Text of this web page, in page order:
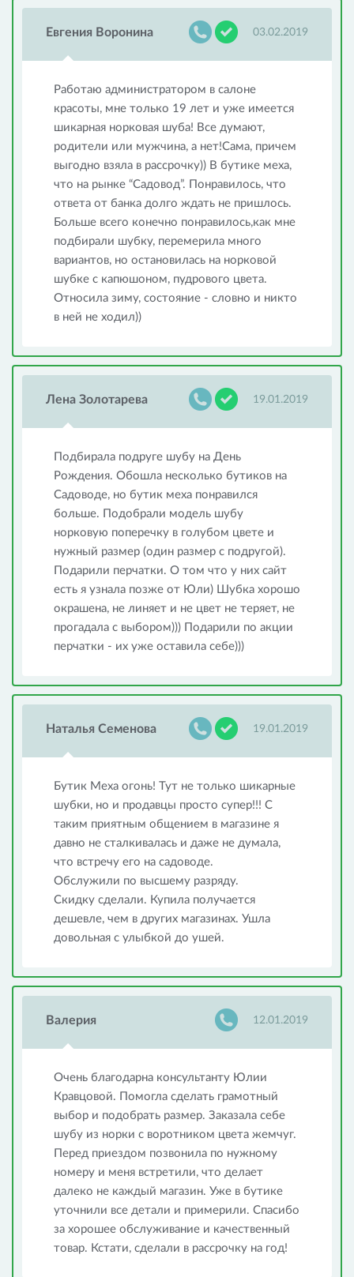
Евгения Воронина 03.02.2019
Работаю администратором в салоне
красоты, мне только 19 лет и уже имеется
шикарная норковая шуба! Все думают,
родители или мужчина, а нет!Сама, причем
выгодно взяла в рассрочку)) В бутике меха,
что на рынке “Садовод”. Понравилось, что
ответа от банка долго ждать не пришлось.
Больше всего конечно понравилось,как мне
подбирали шубку, перемерила много
вариантов, но остановилась на норковой
шубке с капюшоном, пудрового цвета.
Относила зиму, состояние - словно и никто
в ней не ходил))
Лена Золотарева 19.01.2019
Подбирала подруге шубу на День
Рождения. Обошла несколько бутиков на
Садоводе, но бутик меха понравился
больше. Подобрали модель шубу
норковую поперечку в голубом цвете и
нужный размер (один размер с подругой).
Подарили перчатки. О том что у них сайт
есть я узнала позже от Юли) Шубка хорошо
окрашена, не линяет и не цвет не теряет, не
прогадала с выбором))) Подарили по акции
перчатки - их уже оставила себе)))
Наталья Семенова 19.01.2019
Бутик Меха огонь! Тут не только шикарные
шубки, но и продавцы просто супер!!! С
таким приятным общением в магазине я
давно не сталкивалась и даже не думала,
что встречу его на садоводе.
Обслужили по высшему разряду.
Скидку сделали. Купила получается
дешевле, чем в других магазинах. Ушла
довольная с улыбкой до ушей.
Валерия 12.01.2019
Очень благодарна консультанту Юлии
Кравцовой. Помогла сделать грамотный
выбор и подобрать размер. Заказала себе
шубу из норки с воротником цвета жемчуг.
Перед приездом позвонила по нужному
номеру и меня встретили, что делает
далеко не каждый магазин. Уже в бутике
уточнили все детали и примерили. Спасибо
за хорошее обслуживание и качественный
товар. Кстати, сделали в рассрочку на год!